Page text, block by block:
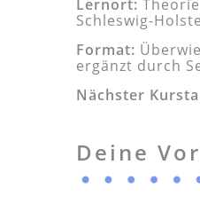
Lernort:
Schleswig-
Format:
ergänzt durch
Nächster
Deine